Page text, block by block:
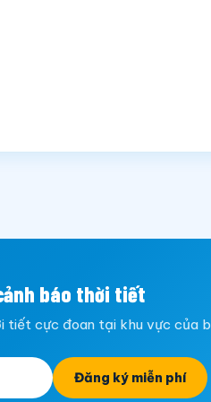
báo thời tiết
tiết cực đoan tại khu vực của
Đăng ký miễn phí